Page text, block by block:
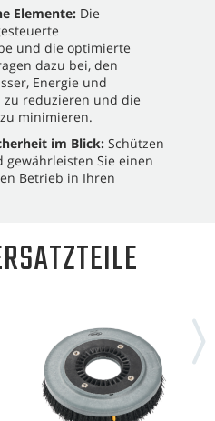
Elemente: Die
und die optimierte
dazu bei, den
Energie und
reduzieren und die
minimieren.
im Blick: Schützen
gewährleisten Sie einen
Betrieb in Ihren